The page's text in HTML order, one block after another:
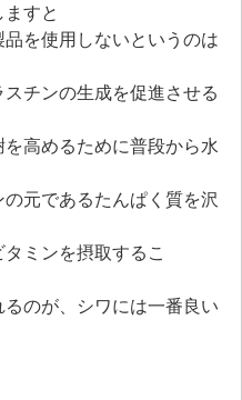
すと
を使用しないというのは
チンの生成を促進させる
高めるために普段から水
元であるたんぱく質を沢
ミンを摂取するこ
のが、シワには一番良い